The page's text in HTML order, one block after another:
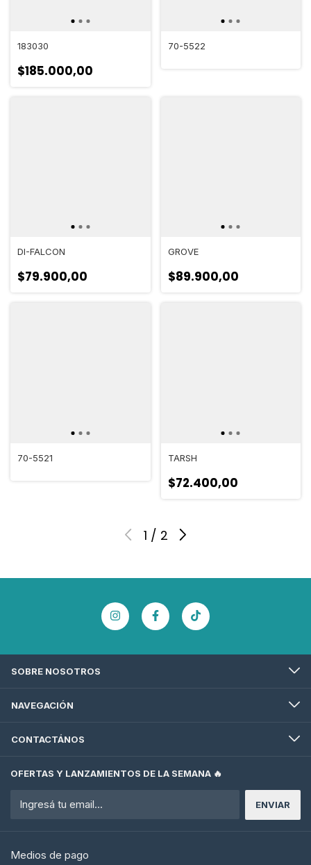
183030
$185.000,00
70-5522
DI-FALCON
$79.900,00
GROVE
$89.900,00
70-5521 TARSH
$72.400,00
1 / 2
SOBRE NOSOTROS
NAVEGACIÓN
CONTACTÁNOS
OFERTAS Y LANZAMIENTOS DE LA SEMANA 🔥
Medios de pago